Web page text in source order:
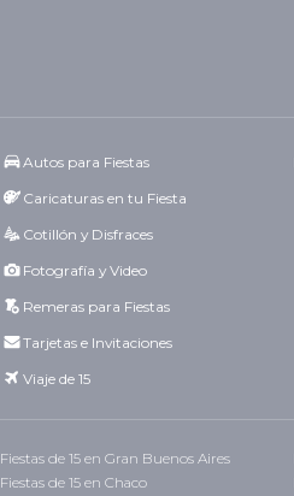
Autos para Fiestas
Caricaturas en tu Fiesta
Cotillón y Disfraces
Fotografía y Video
Remeras para Fiestas
Tarjetas e Invitaciones
Viaje de 15
Fiestas de 15 en Gran Buenos Aires
Fiestas de 15 en Chaco